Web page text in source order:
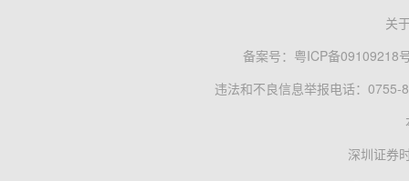
关
备案号： 粤ICP备09109218
违法和不良信息举报电话：0755-
深圳证券